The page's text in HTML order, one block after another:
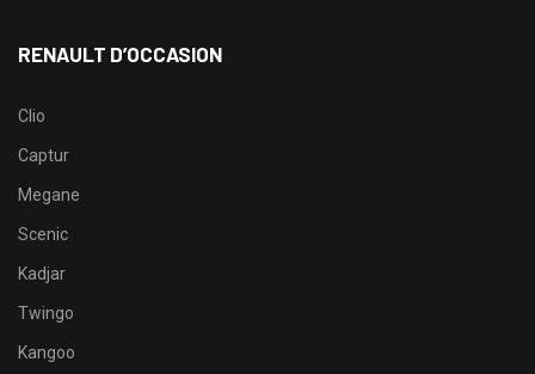
RENAULT D’OCCASION
Clio
Captur
Megane
Scenic
Kadjar
Twingo
Kangoo